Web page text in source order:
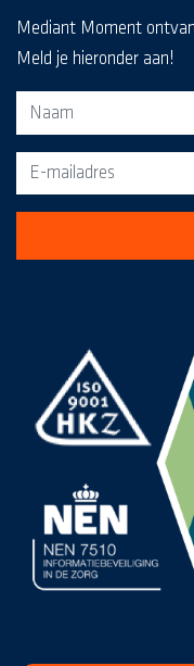
Mediant Moment
Meld je hieronder aan!